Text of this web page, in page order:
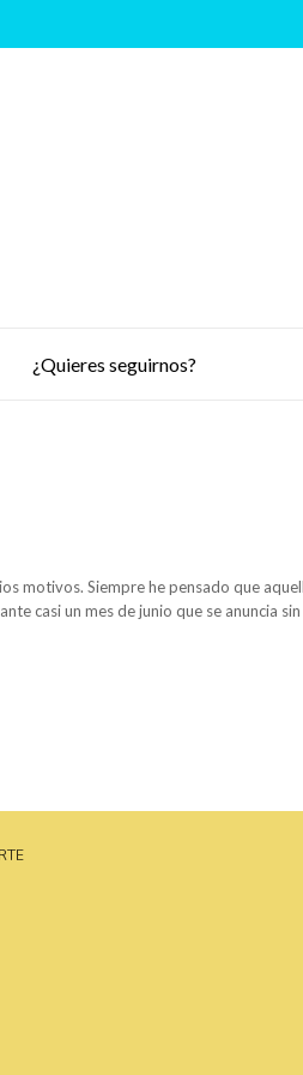
¿Quieres seguirnos?
motivos. Siempre he pensado que
casi un mes de junio que se anuncia